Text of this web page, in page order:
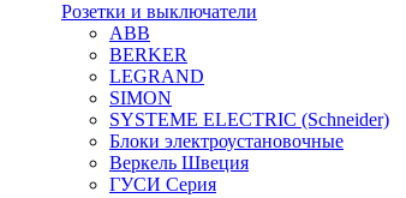
Розетки и выключатели
ABB
BERKER
LEGRAND
SIMON
SYSTEME ELECTRIC (Schneider)
Блоки электроустановочные
Веркель Швеция
ГУСИ Серия